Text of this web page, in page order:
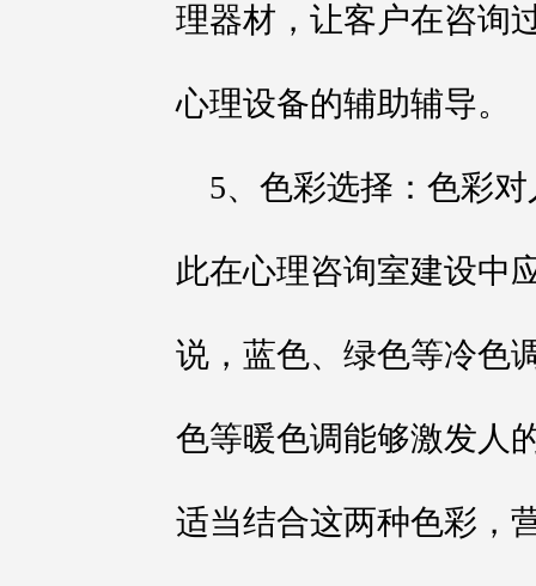
理器材，让客户在咨询
心理设备的辅助辅导。
5、色彩选择：色彩
此在心理咨询室建设中
说，蓝色、绿色等冷色
色等暖色调能够激发人
适当结合这两种色彩，